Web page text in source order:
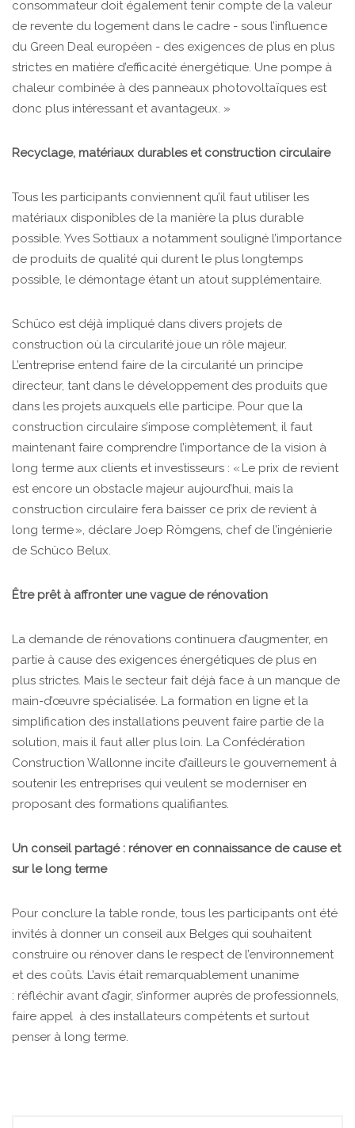
consommateur doit également tenir compte de la valeur
de revente du logement dans le cadre - sous l’influence
du Green Deal européen - des exigences de plus en plus
strictes en matière d’efficacité énergétique. Une pompe à
chaleur combinée à des panneaux photovoltaïques est
donc plus intéressant et avantageux. »
Recyclage, matériaux durables et construction circulaire
Tous les participants conviennent qu’il faut utiliser les
matériaux disponibles de la manière la plus durable
possible. Yves Sottiaux a notamment souligné l’importance
de produits de qualité qui durent le plus longtemps
possible, le démontage étant un atout supplémentaire.
Schüco est déjà impliqué dans divers projets de
construction où la circularité joue un rôle majeur.
L’entreprise entend faire de la circularité un principe
directeur, tant dans le développement des produits que
dans les projets auxquels elle participe. Pour que la
construction circulaire s’impose complètement, il faut
maintenant faire comprendre l’importance de la vision à
long terme aux clients et investisseurs : « Le prix de revient
est encore un obstacle majeur aujourd’hui, mais la
construction circulaire fera baisser ce prix de revient à
long terme », déclare Joep Römgens, chef de l’ingénierie
de Schüco Belux.
Être prêt à affronter une vague de rénovation
La demande de rénovations continuera d’augmenter, en
partie à cause des exigences énergétiques de plus en
plus strictes. Mais le secteur fait déjà face à un manque de
main-d’œuvre spécialisée. La formation en ligne et la
simplification des installations peuvent faire partie de la
solution, mais il faut aller plus loin. La Confédération
Construction Wallonne incite d’ailleurs le gouvernement à
soutenir les entreprises qui veulent se moderniser en
proposant des formations qualifiantes.
Un conseil partagé : rénover en connaissance de cause et
sur le long terme
Pour conclure la table ronde, tous les participants ont été
invités à donner un conseil aux Belges qui souhaitent
construire ou rénover dans le respect de l’environnement
et des coûts. L’avis était remarquablement unanime
: réfléchir avant d’agir, s’informer auprès de professionnels,
faire appel à des installateurs compétents et surtout
penser à long terme.